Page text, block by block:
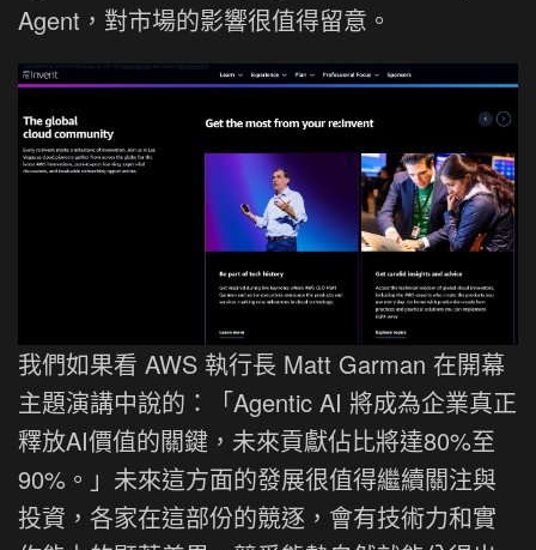
Agent，對市場的影響很值得留意。
我們如果看 AWS 執行長 Matt Garman 在開幕
主題演講中說的：「Agentic AI 將成為企業真正
釋放AI價值的關鍵，未來貢獻佔比將達80%至
90%。」未來這方面的發展很值得繼續關注與
投資，各家在這部份的競逐，會有技術力和實